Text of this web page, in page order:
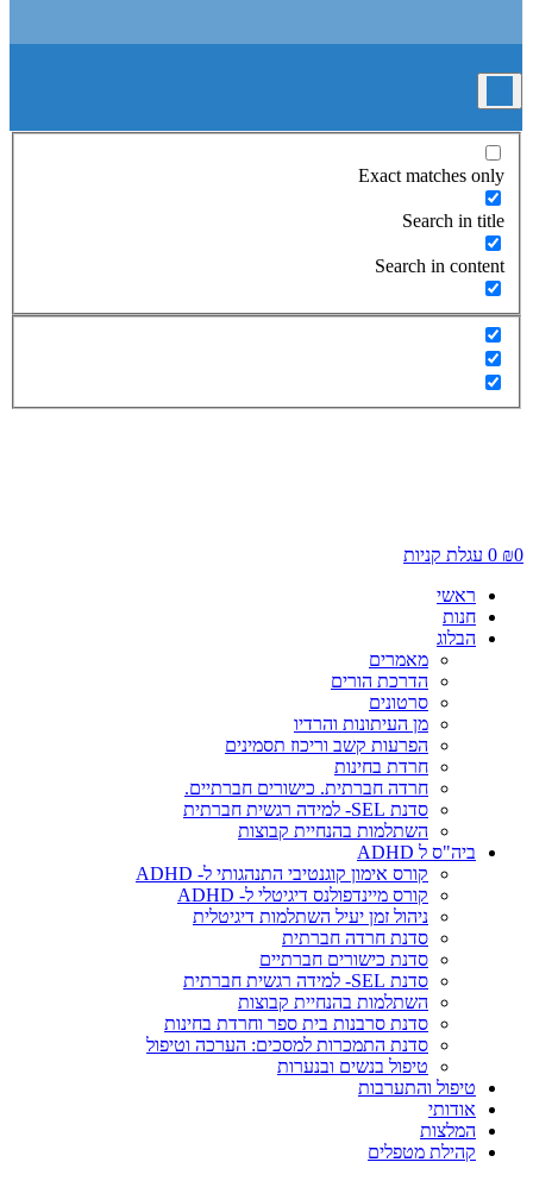
Exact matches only
Search in title
Search in content
₪0
0 עגלת קניות
ראשי
חנות
הבלוג
מאמרים
הדרכת הורים
סרטונים
מן העיתונות והרדיו
הפרעות קשב וריכוז תסמינים
חרדת בחינות
חרדה חברתית. כישורים חברתיים.
סדנת SEL- למידה רגשית חברתית
השתלמות בהנחיית קבוצות
ביה"ס ל ADHD
קורס אימון קוגנטיבי התנהגותי ל- ADHD
קורס מיינדפולנס דיגיטלי ל- ADHD
ניהול זמן יעיל השתלמות דיגיטלית
סדנת חרדה חברתית
סדנת כישורים חברתיים
סדנת SEL- למידה רגשית חברתית
השתלמות בהנחיית קבוצות
סדנת סרבנות בית ספר וחרדת בחינות
סדנת התמכרות למסכים: הערכה וטיפול
טיפול בנשים ובנערות
טיפול והתערבות
אודותי
המלצות
קהילת מטפלים